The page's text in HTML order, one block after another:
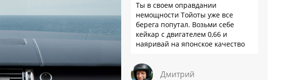
Ты в своем оправдании
немощности Тойоты уже все
берега попутал. Возьми себе
кейкар с двигателем 0,66 и
наяривай на японское качество
Дмитрий